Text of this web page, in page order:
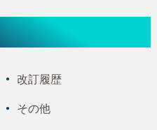
改訂履歴
その他